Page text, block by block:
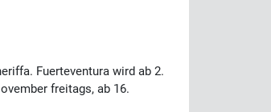
Fuerteventura wird ab 2.
freitags, ab 16.